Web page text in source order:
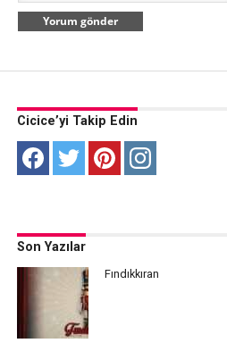
Cicice’yi Takip Edin
Son Yazılar
Fındıkkıran